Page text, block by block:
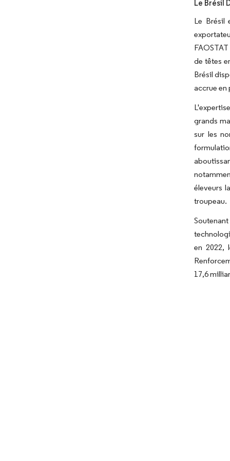
Le Brésil
Le Brésil
de têtes
Brésil
accrue en
grands
sur les
éleveurs
troupeau.
en 2022,
17,6